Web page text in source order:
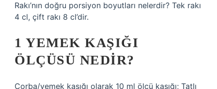
Rakı’nın doğru porsiyon boyutları nelerdir? Tek rakı
4 cl, çift rakı 8 cl’dir.
1 YEMEK KAŞIĞI
ÖLÇÜSÜ NEDIR?
Çorba/yemek kaşığı olarak 10 ml ölçü kaşığı; Tatlı